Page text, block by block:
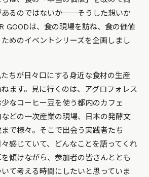
あるのではないか──そうした想いか
GOODは、食の現場を訪ね、食の価値
めのイベントシリーズを企画しまし
ちが日々口にする身近な食材の生産
ます。見に行くのは、アグロフォレス
少なコーヒー豆を使う都内のカフェ
どの一次産業の現場、日本の発酵文
で様々。そこで出会う実践者たち
感じていて、どんなことを語ってくれ
傾けながら、参加者の皆さんととも
て考える時間にしたいと思っていま